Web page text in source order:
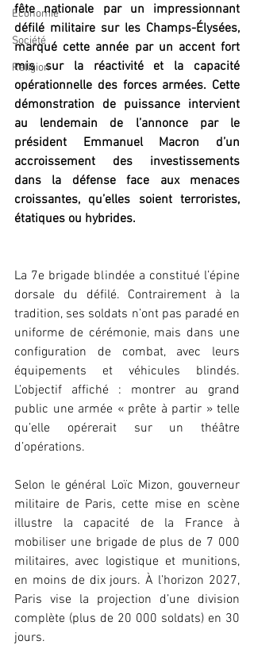
Economie
Société
Religion
fête nationale par un impressionnant
défilé militaire sur les Champs-Élysées,
marqué cette année par un accent fort
mis sur la réactivité et la capacité
opérationnelle des forces armées. Cette
démonstration de puissance intervient
au lendemain de l’annonce par le
président Emmanuel Macron d’un
accroissement des investissements
dans la défense face aux menaces
croissantes, qu’elles soient terroristes,
étatiques ou hybrides.
La 7e brigade blindée a constitué l’épine
dorsale du défilé. Contrairement à la
tradition, ses soldats n’ont pas paradé en
uniforme de cérémonie, mais dans une
configuration de combat, avec leurs
équipements et véhicules blindés.
L’objectif affiché : montrer au grand
public une armée « prête à partir » telle
qu’elle opérerait sur un théâtre
d’opérations.
Selon le général Loïc Mizon, gouverneur
militaire de Paris, cette mise en scène
illustre la capacité de la France à
mobiliser une brigade de plus de 7 000
militaires, avec logistique et munitions,
en moins de dix jours. À l’horizon 2027,
Paris vise la projection d’une division
complète (plus de 20 000 soldats) en 30
jours.